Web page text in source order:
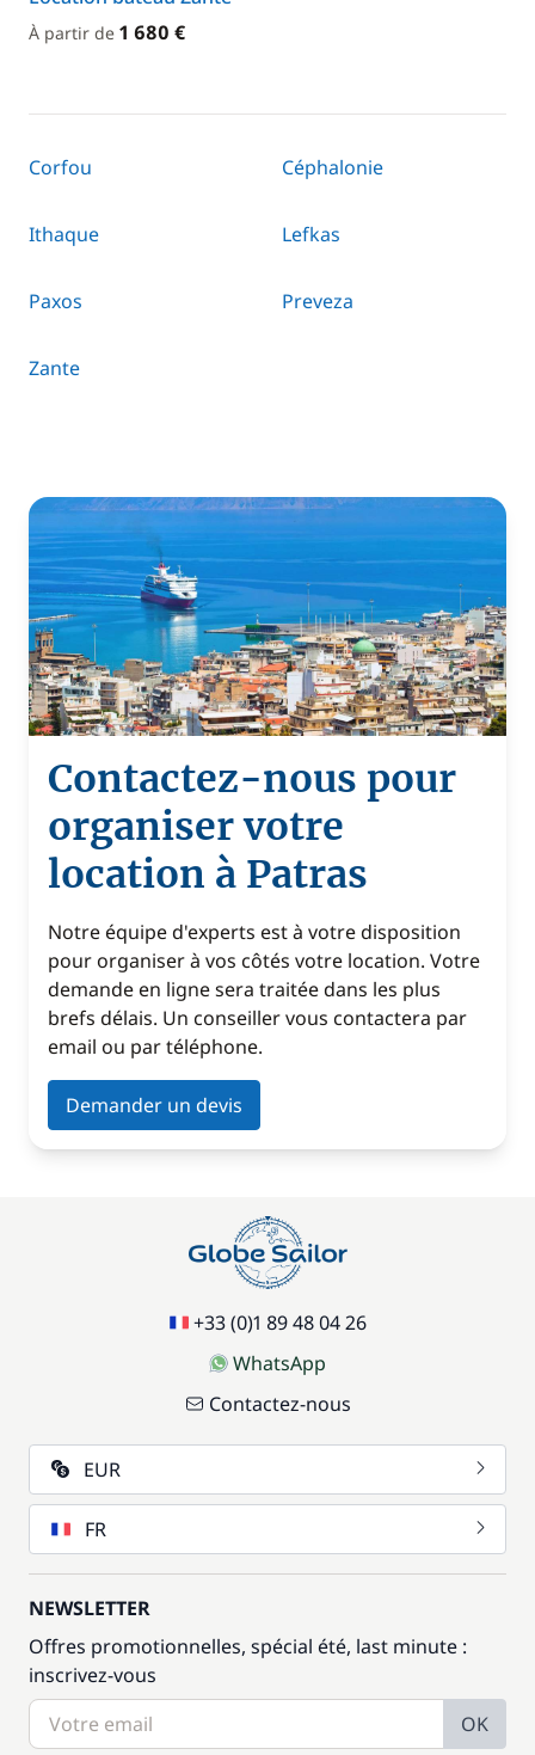
À partir de 1 680 €
Corfou Céphalonie
Ithaque Lefkas
Paxos Preveza
Zante
Contactez-nous pour
organiser votre
location à Patras
Notre équipe d'experts est à votre disposition
pour organiser à vos côtés votre location. Votre
demande en ligne sera traitée dans les plus
brefs délais. Un conseiller vous contactera par
email ou par téléphone.
Demander un devis
+33 (0)1 89 48 04 26
WhatsApp
Contactez-nous
EUR
FR
NEWSLETTER
Offres promotionnelles, spécial été, last minute :
inscrivez-vous
OK